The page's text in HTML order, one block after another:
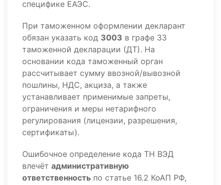
специфике ЕАЭС.
При таможенном оформлении декларант
обязан указать код 3003 в графе 33
таможенной декларации (ДТ). На
основании кода таможенный орган
рассчитывает сумму ввозной/вывозной
пошлины, НДС, акциза, а также
устанавливает применимые запреты,
ограничения и меры нетарифного
регулирования (лицензии, разрешения,
сертификаты).
Ошибочное определение кода ТН ВЭД
влечёт административную
ответственность по статье 16.2 КоАП РФ,